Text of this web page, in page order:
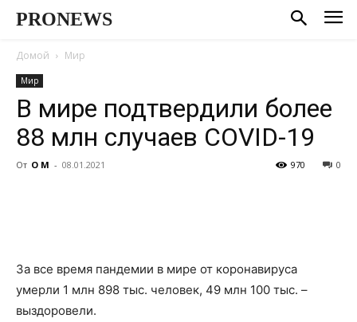
PRONEWS
Домой Мир
Мир
В мире подтвердили более
88 млн случаев COVID-19
От О М - 08.01.2021 0
970
За все время пандемии в мире от коронавируса
умерли 1 млн 898 тыс. человек, 49 млн 100 тыс. –
выздоровели.